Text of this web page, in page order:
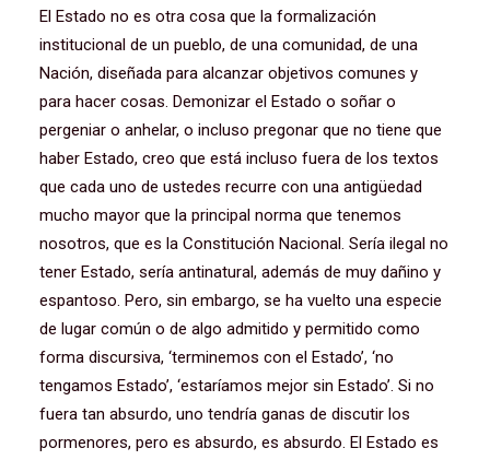
El Estado no es otra cosa que la formalización
institucional de un pueblo, de una comunidad, de una
Nación, diseñada para alcanzar objetivos comunes y
para hacer cosas. Demonizar el Estado o soñar o
pergeniar o anhelar, o incluso pregonar que no tiene que
haber Estado, creo que está incluso fuera de los textos
que cada uno de ustedes recurre con una antigüedad
mucho mayor que la principal norma que tenemos
nosotros, que es la Constitución Nacional. Sería ilegal no
tener Estado, sería antinatural, además de muy dañino y
espantoso. Pero, sin embargo, se ha vuelto una especie
de lugar común o de algo admitido y permitido como
forma discursiva, ‘terminemos con el Estado’, ‘no
tengamos Estado’, ‘estaríamos mejor sin Estado’. Si no
fuera tan absurdo, uno tendría ganas de discutir los
pormenores, pero es absurdo, es absurdo. El Estado es